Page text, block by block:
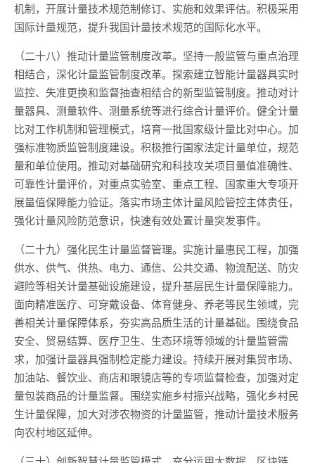
机制，开展计量技术规范制修订、实施和效果评估。积极采用
国际计量规范，提升我国计量技术规范的国际化水平。
（二十八）推动计量监管制度改革。坚持一般监管与重点治理
相结合，深化计量监管制度改革。探索建立智能计量器具实时
监控、失准更换和监督抽查相结合的新型监管制度。推动对计
量器具、测量软件、测量系统等进行综合计量评价。健全计量
比对工作机制和管理模式，培育一批国家级计量比对中心。加
强标准物质监管制度建设。积极推行国家法定计量单位，规范
量和单位使用。推动对基础研究和科技攻关项目量值准确性、
可靠性计量评价，对重点实验室、重点工程、国家重大专项开
展量值保障能力验证。落实市场主体计量风险管控主体责任，
强化计量风险防范意识，快速有效处置计量突发事件。
（二十九）强化民生计量监督管理。实施计量惠民工程，加强
供水、供气、供热、电力、通信、公共交通、物流配送、防灾
避险等相关计量基础设施建设，提升基层民生计量保障能力。
面向精准医疗、可穿戴设备、体育健身、养老等民生领域，完
善相关计量保障体系，夯实高品质生活的计量基础。围绕食品
安全、贸易结算、医疗卫生、生态环境等领域的计量监管需
求，加强计量器具强制检定能力建设。持续开展对集贸市场、
加油站、餐饮业、商店和眼镜店等的专项监督检查，加强对定
量包装商品的计量监督。围绕实施乡村振兴战略，强化乡村民
生计量保障，加大对涉农物资的计量监管，推动计量技术服务
向农村地区延伸。